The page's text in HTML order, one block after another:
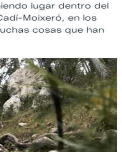
lugar dentro del
Moixeró, en los
cosas que han